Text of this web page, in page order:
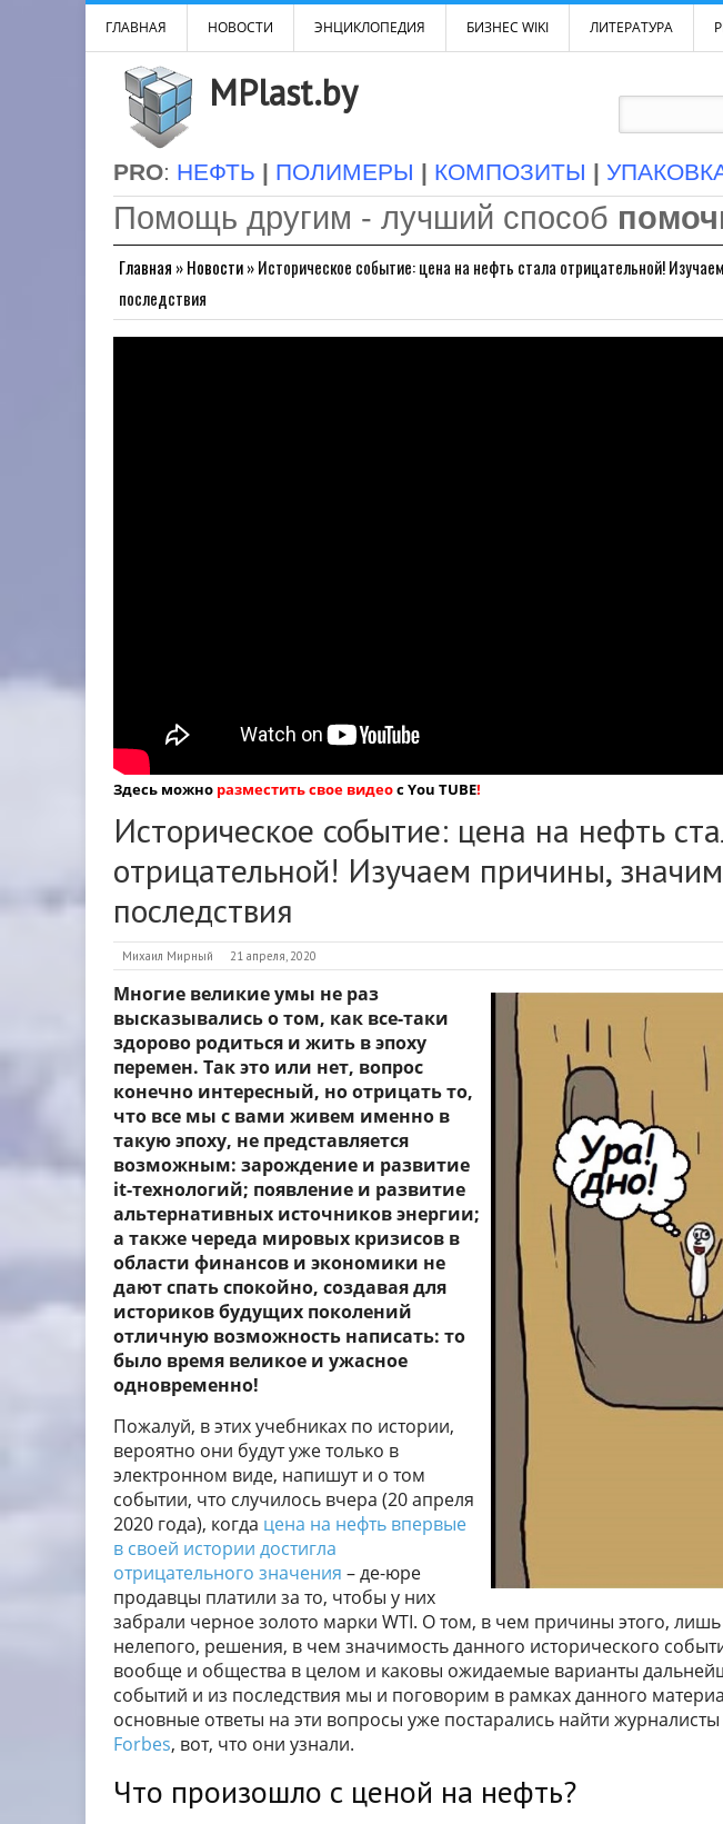
ГЛАВНАЯ НОВОСТИ ЭНЦИКЛОПЕДИЯ БИЗНЕС WIKI ЛИТЕРАТУРА
MPlast.by
PRO: НЕФТЬ | ПОЛИМЕРЫ | КОМПОЗИТЫ |
Помощь другим - лучший способ
Главная »Новости»Историческое событие: цена на нефть стала отрицательной!
последствия
Здесь можно разместить свое видеос You TUBE!
Историческое событие: цена на нефть
отрицательной! Изучаем причины,
последствия
Михаил Мирный 21 апреля, 2020
Многие великие умы не раз
высказывались о том, как все-таки
здорово родиться и жить в эпоху
перемен. Так это или нет, вопрос
конечно интересный, но отрицать то,
что все мы с вами живем именно в
такую эпоху, не представляется
возможным: зарождение и развитие
it-технологий; появление и развитие
альтернативных источников энергии;
а также череда мировых кризисов в
области финансов и экономики не
дают спать спокойно, создавая для
историков будущих поколений
отличную возможность написать: то
было время великое и ужасное
одновременно!
Пожалуй, в этих учебниках по истории,
вероятно они будут уже только в
электронном виде, напишут и о том
событии, что случилось вчера (20 апреля
2020 года), когда цена на нефть впервые
в своей истории достигла
отрицательного значения – де-юре
продавцы платили за то, чтобы у них
забрали черное золото марки WTI. О том, в чем причины этого,
нелепого, решения, в чем значимость данного исторического
вообще и общества в целом и каковы ожидаемые варианты
событий и из последствия мы и поговорим в рамках данного
основные ответы на эти вопросы уже постарались найти журналисты
Forbes, вот, что они узнали.
Что произошло с ценой на нефть?